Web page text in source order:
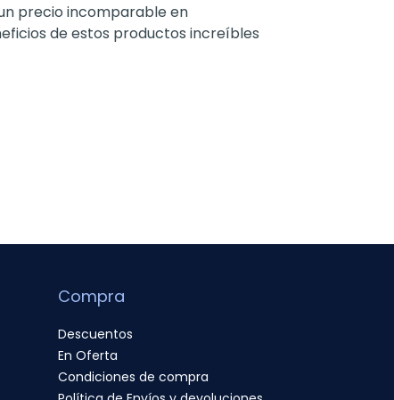
precio incomparable en
de estos productos increíbles
Compra
Descuentos
En Oferta
Condiciones de compra